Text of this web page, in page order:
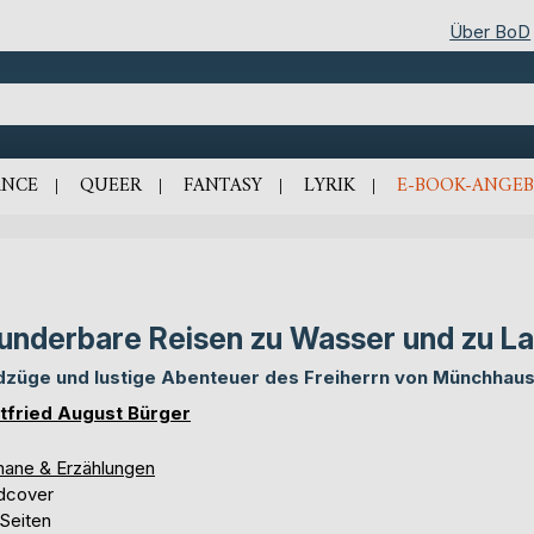
Über BoD
QUEER FANTASY LYRIK E-BOOK-
Reisen zu Wasser und zu
und lustige Abenteuer des Freiherrn von
August Bürger
& Erzählungen